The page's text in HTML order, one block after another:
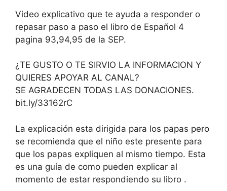
Video explicativo que te ayuda a responder o
repasar paso a paso el libro de Español 4
pagina 93,94,95 de la SEP.
¿TE GUSTO O TE SIRVIO LA INFORMACION Y
QUIERES APOYAR AL CANAL?
SE AGRADECEN TODAS LAS DONACIONES.
bit.ly/33162rC
La explicación esta dirigida para los papas pero
se recomienda que el niño este presente para
que los papas expliquen al mismo tiempo. Esta
es una guía de como pueden explicar al
momento de estar respondiendo su libro .